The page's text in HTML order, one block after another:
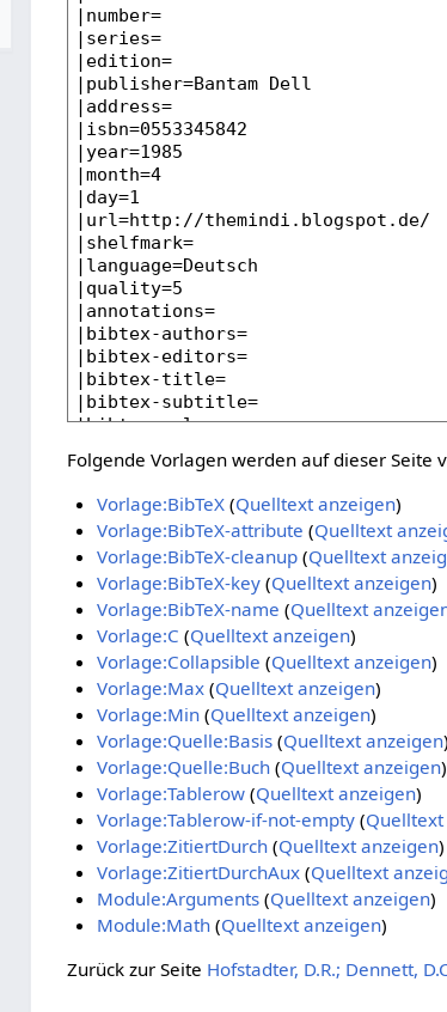
Folgende Vorlagen werden auf dieser Seite
Vorlage:BibTeX(Quelltext anzeigen)
Vorlage:BibTeX-attribute (Quelltext
Vorlage:BibTeX-cleanup(Quelltext
Vorlage:BibTeX-key(Quelltext anzeigen)
Vorlage:BibTeX-name (Quelltext
Vorlage:C (Quelltext anzeigen)
Vorlage:Collapsible (Quelltext anzeigen)
Vorlage:Max(Quelltext anzeigen)
Vorlage:Min(Quelltext anzeigen)
Vorlage:Quelle:Basis(Quelltext anzeigen)
Vorlage:Quelle:Buch(Quelltext anzeigen)
Vorlage:Tablerow(Quelltext anzeigen)
Vorlage:Tablerow-if-not-empty(
Vorlage:ZitiertDurch(Quelltext anzeigen)
Vorlage:ZitiertDurchAux(Quelltext
Module:Arguments(Quelltext anzeigen)
Module:Math(Quelltext anzeigen)
Zurück zur Seite Hofstadter, D.R.; Dennett,